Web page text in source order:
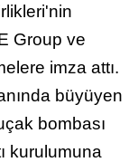
Group ve
imza attı.
büyüyen
bombası
kurulumuna